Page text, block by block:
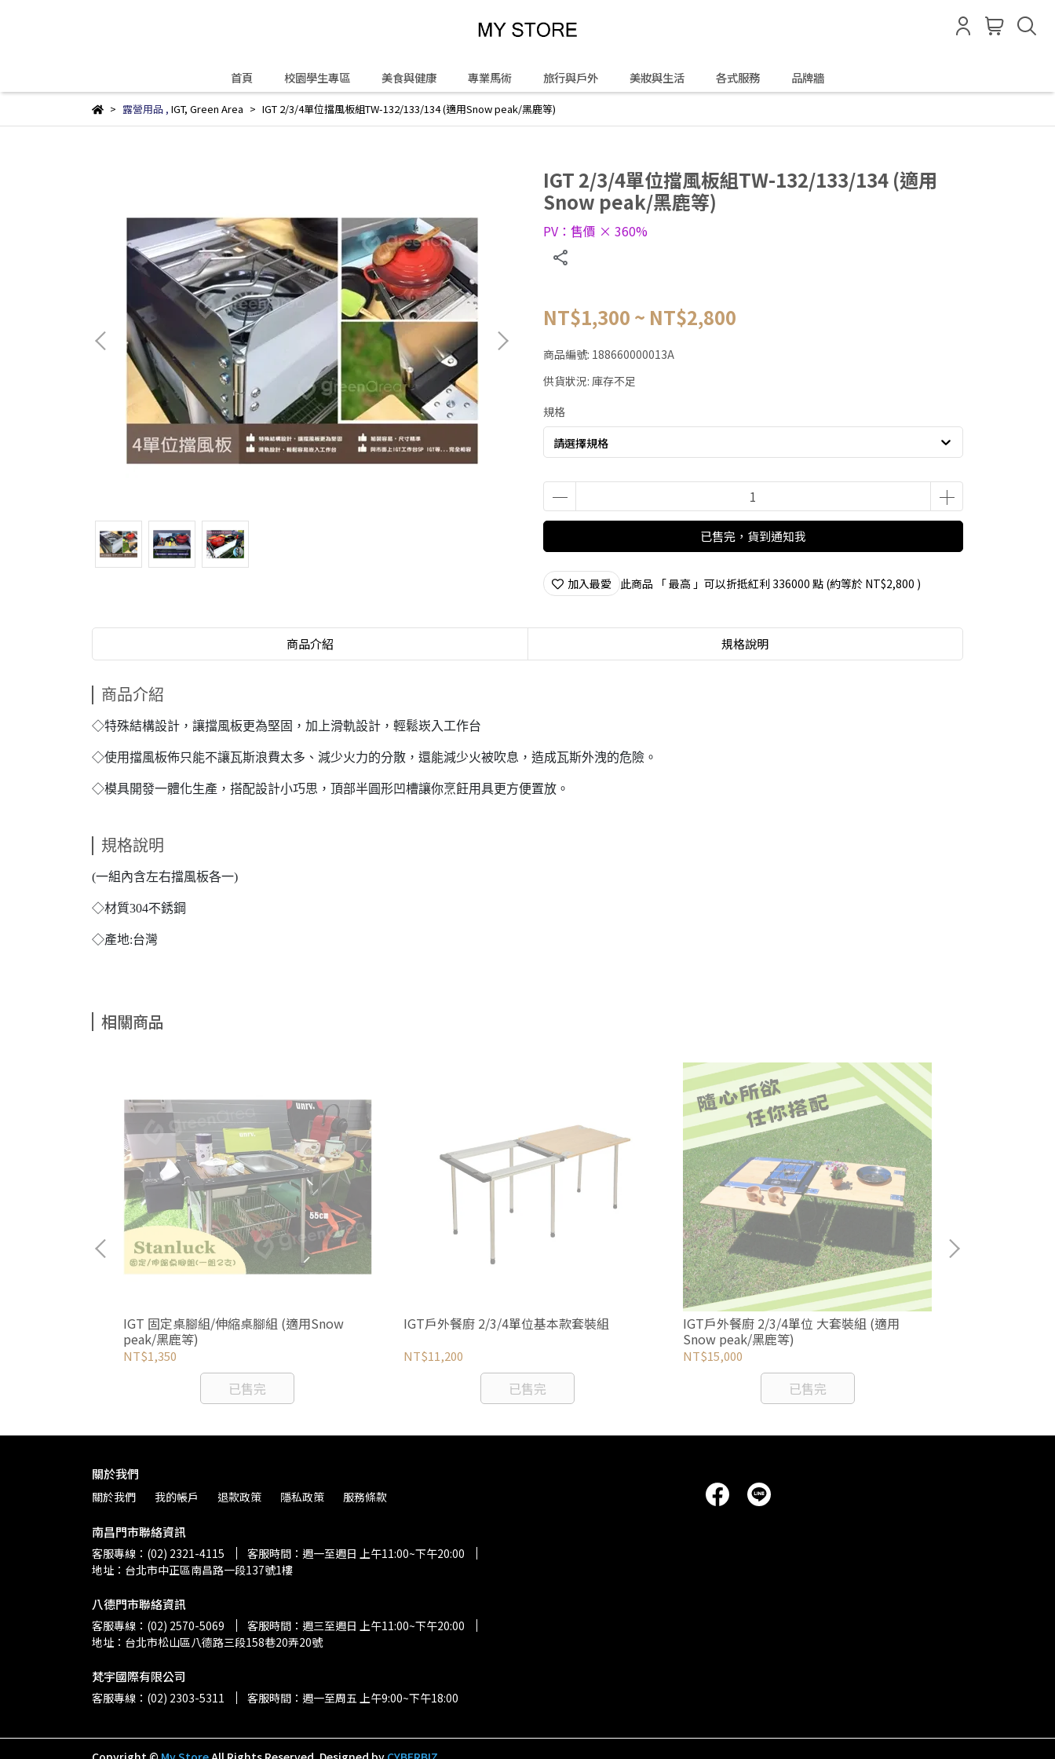
首頁 校園學生專區 美食與健康 專業馬術 旅行與戶外 美妝與生活 各式服務 品牌牆
露營用品, IGT, Green Area IGT 2/3/4單位擋風板組TW-132/133/134 (適用Snow peak/黑鹿等)
IGT 2/3/4單位擋風板組TW-132/133/134 (適用
Snow peak/黑鹿等)
PV：售價 × 360%
NT$1,300 ~ NT$2,800
商品編號: 188660000013A
供貨狀況: 庫存不足
規格
已售完，貨到通知我
加入最愛 此商品 「 最高 」可以折抵紅利 336000 點 (約等於 NT$2,800 )
商品介紹 規格說明
商品介紹
◇特殊結構設計，讓擋風板更為堅固，加上滑軌設計，輕鬆崁入工作台
◇使用擋風板佈只能不讓瓦斯浪費太多、減少火力的分散，還能減少火被吹息，造成瓦斯外洩的危險。
◇模具開發一體化生產，搭配設計小巧思，頂部半圓形凹槽讓你烹飪用具更方便置放。
規格說明
(一組內含左右擋風板各一)
◇材質304不銹鋼
◇產地:台灣
相關商品
IGT 固定桌腳組/伸縮桌腳組 (適用Snow
peak/黑鹿等)
NT$1,350
已售完
IGT戶外餐廚 2/3/4單位基本款套裝組
NT$11,200
已售完
IGT戶外餐廚 2/3/4單位 大套裝組 (適用
Snow peak/黑鹿等)
NT$15,000
已售完
關於我們
關於我們 我的帳戶 退款政策 隱私政策 服務條款
南昌門市聯絡資訊
客服專線：(02) 2321-4115
客服時間：週一至週日 上午11:00~下午20:00
地址：台北市中正區南昌路一段137號1樓
八德門市聯絡資訊
客服專線：(02) 2570-5069
客服時間：週三至週日 上午11:00~下午20:00
地址：台北市松山區八德路三段158巷20弄20號
梵宇國際有限公司
客服專線：(02) 2303-5311 客服時間：週一至周五 上午9:00~下午18:00